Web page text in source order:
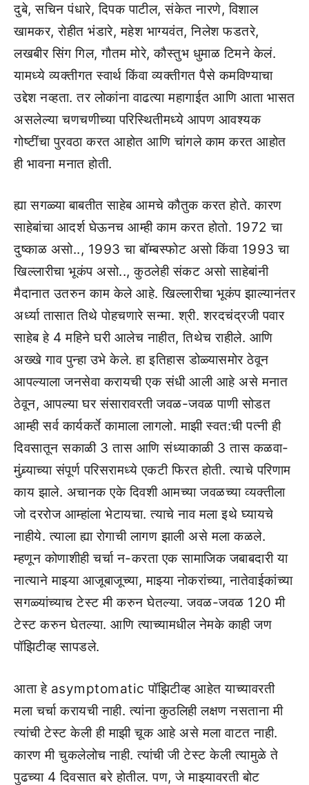
दुबे, सचिन पंधारे, दिपक पाटील, संकेत नारणे, विशाल
खामकर, रोहीत भंडारे, महेश भाग्यवंत, निलेश फडतरे,
लखबीर सिंग गिल, गौतम मोरे, कौस्तुभ धुमाळ टिमने केलं.
यामध्ये व्यक्तीगत स्वार्थ किंवा व्यक्तीगत पैसे कमविण्याचा
उद्देश नव्हता. तर लोकांना वाढत्या महागाईत आणि आता भासत
असलेल्या चणचणीच्या परिस्थितीमध्ये आपण आवश्यक
गोष्टींचा पुरवठा करत आहोत आणि चांगले काम करत आहोत
ही भावना मनात होती.
ह्या सगळ्या बाबतीत साहेब आमचे कौतुक करत होते. कारण
साहेबांचा आदर्श घेऊनच आम्ही काम करत होतो. 1972 चा
दुष्काळ असो.., 1993 चा बॉम्बस्फोट असो किंवा 1993 चा
खिल्लारीचा भूकंप असो.., कुठलेही संकट असो साहेबांनी
मैदानात उतरुन काम केले आहे. खिल्लारीचा भूकंप झाल्यानंतर
अर्ध्या तासात तिथे पोहचणारे सन्मा. श्री. शरदचंद्रजी पवार
साहेब हे 4 महिने घरी आलेच नाहीत, तिथेच राहीले. आणि
अख्खे गाव पुन्हा उभे केले. हा इतिहास डोळ्यासमोर ठेवून
आपल्याला जनसेवा करायची एक संधी आली आहे असे मनात
ठेवून, आपल्या घर संसारावरती जवळ-जवळ पाणी सोडत
आम्ही सर्व कार्यकर्ते कामाला लागलो. माझी स्वत:ची पत्नी ही
दिवसातून सकाळी 3 तास आणि संध्याकाळी 3 तास कळवा-
मुंब्र्याच्या संपूर्ण परिसरामध्ये एकटी फिरत होती. त्याचे परिणाम
काय झाले. अचानक एके दिवशी आमच्या जवळच्या व्यक्तीला
जो दररोज आम्हांला भेटायचा. त्याचे नाव मला इथे घ्यायचे
नाहीये. त्याला ह्या रोगाची लागण झाली असे मला कळले.
म्हणून कोणाशीही चर्चा न-करता एक सामाजिक जबाबदारी या
नात्याने माझ्या आजूबाजूच्या, माझ्या नोकरांच्या, नातेवाईकांच्या
सगळ्यांच्याच टेस्ट मी करुन घेतल्या. जवळ-जवळ 120 मी
टेस्ट करुन घेतल्या. आणि त्याच्यामधील नेमके काही जण
पॉझिटीव्ह सापडले.
आता हे asymptomatic पॉझिटीव्ह आहेत याच्यावरती
मला चर्चा करायची नाही. त्यांना कुठलिही लक्षण नसताना मी
त्यांची टेस्ट केली ही माझी चूक आहे असे मला वाटत नाही.
कारण मी चुकलेलोच नाही. त्यांची जी टेस्ट केली त्यामुळे ते
पुढच्या 4 दिवसात बरे होतील. पण, जे माझ्यावरती बोट